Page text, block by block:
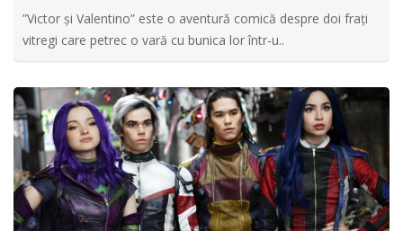
”Victor şi Valentino” este o aventură comică despre doi fraţi
vitregi care petrec o vară cu bunica lor într-u..